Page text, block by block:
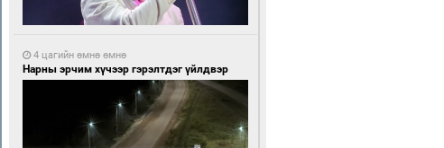
4 цагийн өмнө өмнө
Нарны эрчим хүчээр гэрэлтдэг үйлдвэр